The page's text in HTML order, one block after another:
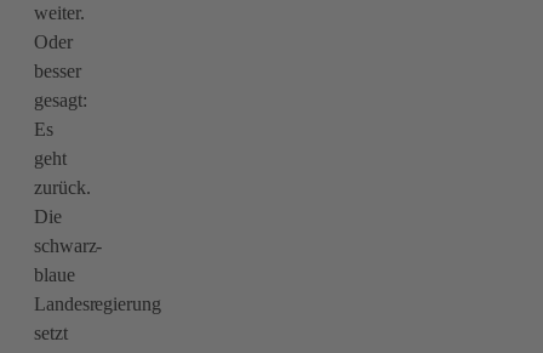
weiter.
Oder
besser
gesagt:
Es
geht
zurück.
Die
schwarz-
blaue
Landesregierung
setzt